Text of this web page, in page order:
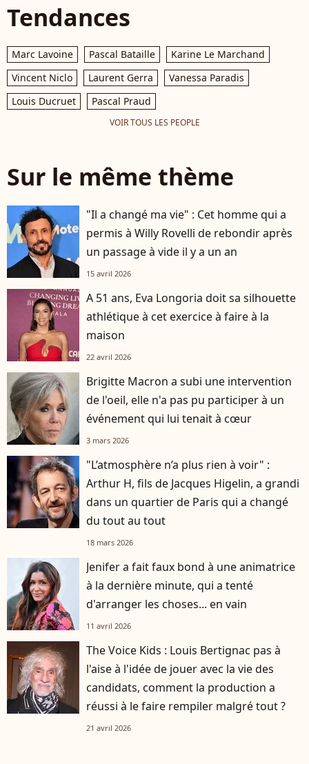
Tendances
Marc Lavoine Pascal Bataille
Karine Le Marchand
Vincent Niclo
Laurent Gerra
Vanessa Paradis
Louis Ducruet
Pascal Praud
VOIR TOUS LES PEOPLE
Sur le même thème
"Il a changé ma vie" : Cet homme qui a
permis à Willy Rovelli de rebondir après
un passage à vide il y a un an
15 avril 2026
A 51 ans, Eva Longoria doit sa silhouette
athlétique à cet exercice à faire à la
maison
22 avril 2026
Brigitte Macron a subi une intervention
de l'oeil, elle n'a pas pu participer à un
événement qui lui tenait à cœur
3 mars 2026
"L’atmosphère n’a plus rien à voir" :
Arthur H, fils de Jacques Higelin, a grandi
dans un quartier de Paris qui a changé
du tout au tout
18 mars 2026
Jenifer a fait faux bond à une animatrice
à la dernière minute, qui a tenté
d'arranger les choses... en vain
11 avril 2026
The Voice Kids : Louis Bertignac pas à
l'aise à l'idée de jouer avec la vie des
candidats, comment la production a
réussi à le faire rempiler malgré tout ?
21 avril 2026